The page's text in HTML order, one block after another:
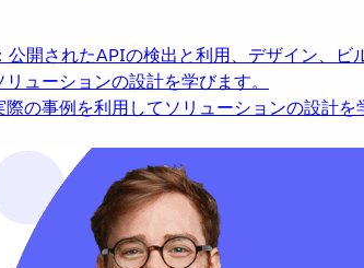
公開されたAPIの検出と利用、デザイン、ビ
ューションの設計を学びます。
の事例を利用してソリューションの設計を